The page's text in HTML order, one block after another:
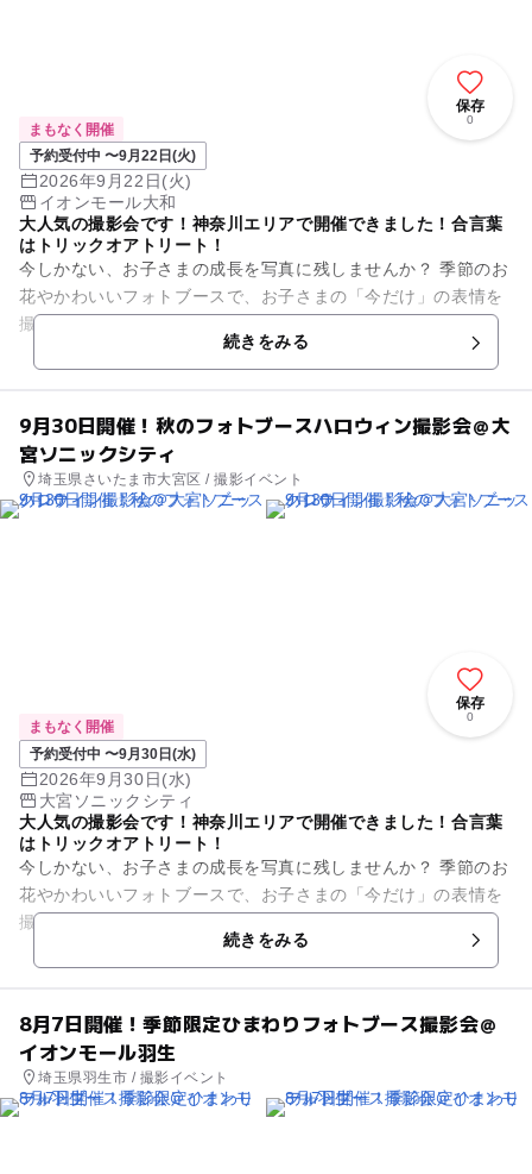
保存
0
まもなく開催
予約受付中 〜9月22日(火)
2026年9月22日(火)
イオンモール大和
大人気の撮影会です！神奈川エリアで開催できました！合言葉
はトリックオアトリート！
今しかない、お子さまの成長を写真に残しませんか？ 季節のお
花やかわいいフォトブースで、お子さまの「今だけ」の表情を
撮影します。 ９月下旬からいよいよ始まります！ 秋のフォト
続きをみる
9月30日開催！秋のフォトブースハロウィン撮影会＠大
宮ソニックシティ
埼玉県さいたま市大宮区 / 撮影イベント
保存
0
まもなく開催
予約受付中 〜9月30日(水)
2026年9月30日(水)
大宮ソニックシティ
大人気の撮影会です！神奈川エリアで開催できました！合言葉
はトリックオアトリート！
今しかない、お子さまの成長を写真に残しませんか？ 季節のお
花やかわいいフォトブースで、お子さまの「今だけ」の表情を
撮影します。 ９月下旬からいよいよ始まります！ 秋のフォト
続きをみる
8月7日開催！季節限定ひまわりフォトブース撮影会＠
イオンモール羽生
埼玉県羽生市 / 撮影イベント